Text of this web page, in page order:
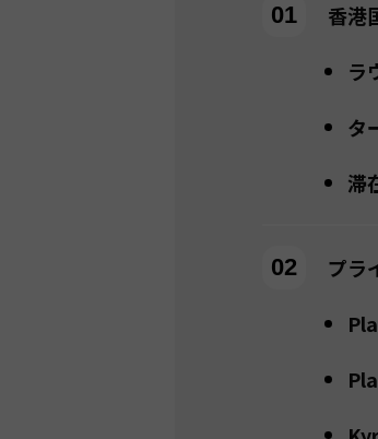
香港
ラ
タ
滞
プラ